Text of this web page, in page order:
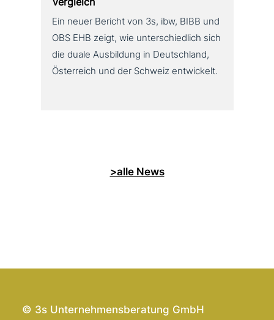
Ein neuer Bericht von 3s, ibw, BIBB und
OBS EHB zeigt, wie unterschiedlich sich
die duale Ausbildung in Deutschland,
Österreich und der Schweiz entwickelt.
>alle News
© 3s Unternehmensberatung GmbH